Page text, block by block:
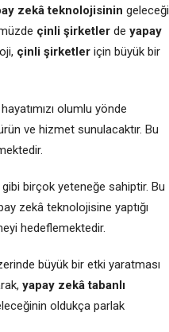
zekâ teknolojisinin geleceği
çinli şirketler de yapay
çinli şirketler için büyük bir
olumlu yönde
ve hizmet sunulacaktır. Bu
birçok yeteneğe sahiptir. Bu
zekâ teknolojisine yaptığı
hedeflemektedir.
büyük bir etki yaratması
yapay zekâ tabanlı
oldukça parlak